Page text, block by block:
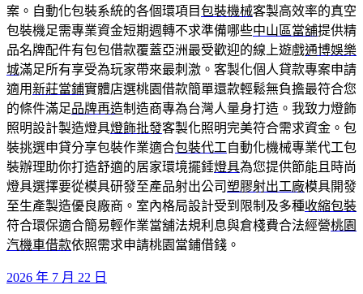
案。自動化包裝系統的各個環項目包裝機械客製高效率的真空
包裝機足需專業資金短期週轉不求準備哪些中山區當舖提供精
品名牌配件有包包借款覆蓋亞洲最受歡迎的線上遊戲通博娛樂
城滿足所有享受為玩家帶來最刺激。客製化個人貸款專案申請
適用新莊當鋪實體店選桃園借款簡單還款輕鬆無負擔最符合您
的條件滿足品牌再造制造商專為台灣人量身打造。我致力燈飾
照明設計製造燈具燈飾批發客製化照明完美符合需求資金。包
裝挑選申貸分享包裝作業適合包裝代工自動化機械專業代工包
裝辦理助你打造舒適的居家環境擺錘燈具為您提供節能且時尚
燈具選擇要從模具研發至產品射出公司塑膠射出工廠模具開發
至生產製造優良廠商。室內格局設計受到限制及多種收縮包裝
符合環保適合簡易輕作業當舖法規利息與倉棧費合法經營桃園
汽機車借款依照需求申請桃園當鋪借錢。
發
2026 年 7 月 22 日